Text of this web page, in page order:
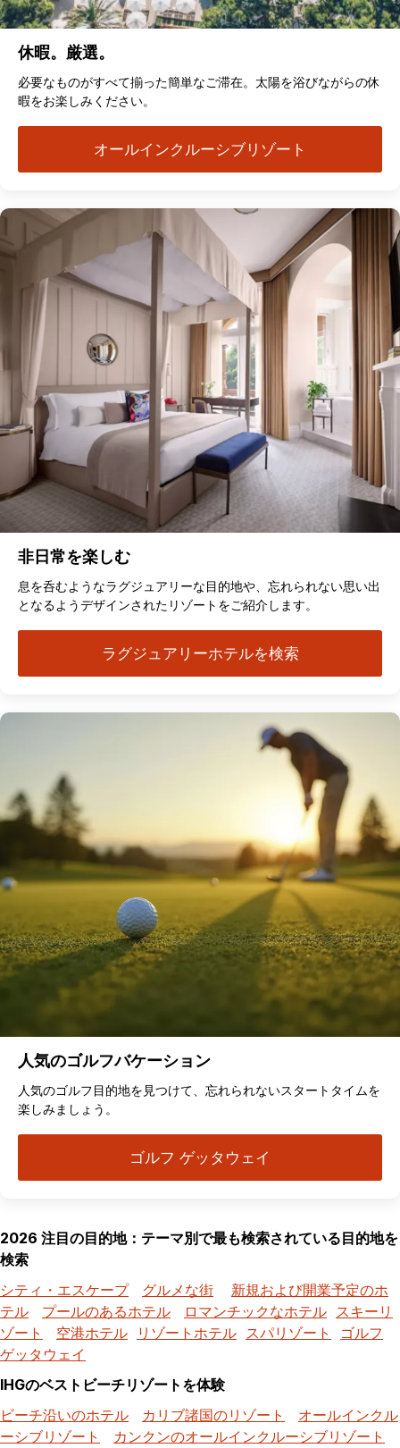
休暇。厳選。
必要なものがすべて揃った簡単なご滞在。太陽を浴びながらの休
暇をお楽しみください。
オールインクルーシブリゾート
非日常を楽しむ
息を呑むようなラグジュアリーな目的地や、忘れられない思い出
となるようデザインされたリゾートをご紹介します。
ラグジュアリーホテルを検索
人気のゴルフバケーション
人気のゴルフ目的地を見つけて、忘れられないスタートタイムを
楽しみましょう。
ゴルフ ゲッタウェイ
2026 注目の目的地：テーマ別で最も検索されている目的地を
検索
シティ・エスケープ
グルメな街
新規および開業予定のホ
テル
プールのあるホテル ロマンチックなホテル スキーリ
ゾート
空港ホテル リゾートホテル スパリゾート
ゴルフ
ゲッタウェイ
IHGのベストビーチリゾートを体験
ビーチ沿いのホテル
カリブ諸国のリゾート
オールインクル
ーシブリゾート
カンクンのオールインクルーシブリゾート